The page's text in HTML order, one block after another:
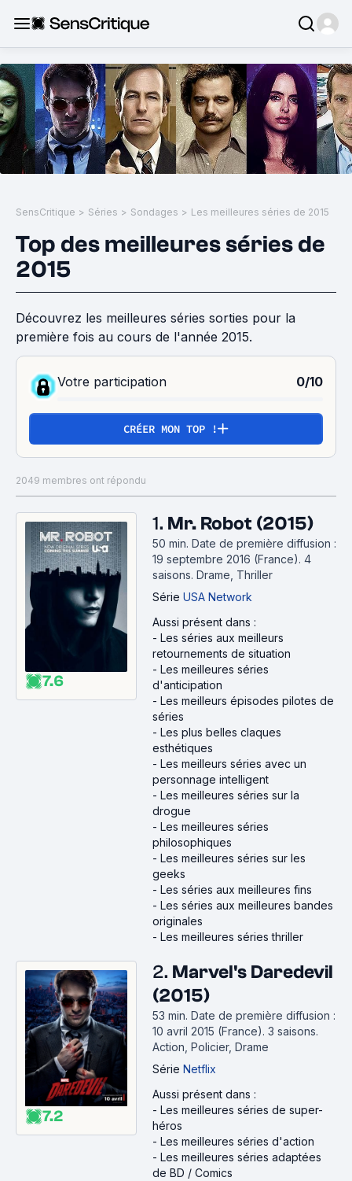
SensCritique > Séries > Sondages > Les meilleures séries de 2015
Top des meilleures séries de
2015
Découvrez les meilleures séries sorties pour la
première fois au cours de l'année 2015.
Votre participation 0/10
CRÉER MON TOP !
2049 membres ont répondu
7.6
1. Mr. Robot (2015)
50 min. Date de première diffusion :
19 septembre 2016 (France). 4
saisons. Drame, Thriller
Série USA Network
Aussi présent dans :
- Les séries aux meilleurs
retournements de situation
- Les meilleures séries
d'anticipation
- Les meilleurs épisodes pilotes de
séries
- Les plus belles claques
esthétiques
- Les meilleurs séries avec un
personnage intelligent
- Les meilleures séries sur la
drogue
- Les meilleures séries
philosophiques
- Les meilleures séries sur les
geeks
- Les séries aux meilleures fins
- Les séries aux meilleures bandes
originales
- Les meilleures séries thriller
7.2
2. Marvel's Daredevil
(2015)
53 min. Date de première diffusion :
10 avril 2015 (France). 3 saisons.
Action, Policier, Drame
Série Netflix
Aussi présent dans :
- Les meilleures séries de super-
héros
- Les meilleures séries d'action
- Les meilleures séries adaptées
de BD / Comics